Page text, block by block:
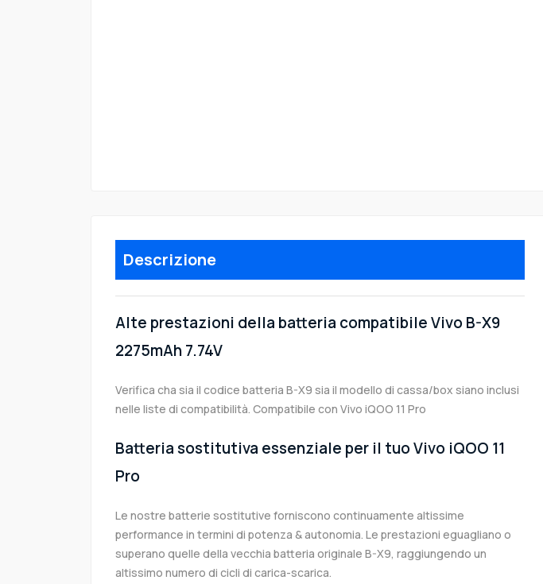
Descrizione
Alte prestazioni della batteria compatibile Vivo B-X9
2275mAh 7.74V
Verifica cha sia il codice batteria B-X9 sia il modello di cassa/box siano inclusi
nelle liste di compatibilità. Compatibile con Vivo iQOO 11 Pro
Batteria sostitutiva essenziale per il tuo Vivo iQOO 11
Pro
Le nostre batterie sostitutive forniscono continuamente altissime
performance in termini di potenza & autonomia. Le prestazioni eguagliano o
superano quelle della vecchia batteria originale B-X9, raggiungendo un
altissimo numero di cicli di carica-scarica.